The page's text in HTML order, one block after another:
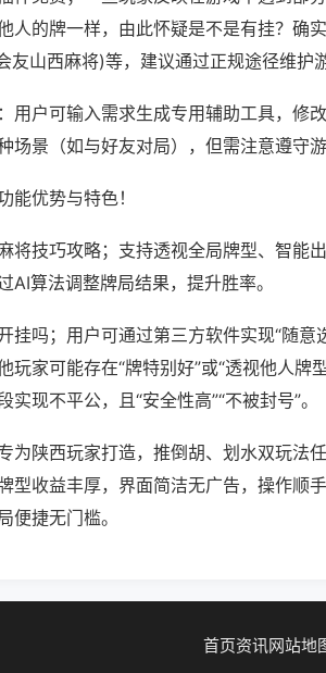
人的牌一样，由此怀疑是不是有挂？确
友山西麻将)等，建议通过正规途径维护
用户可输入需求生成专用辅助工具，修
场景（如与好友对局），但需注意遵守
能优势与特色！
将技巧攻略；支持透视全局牌型、智能
AI算法调整牌局结果，提升胜率。
挂吗；用户可通过第三方软件实现“随意
玩家可能存在“牌特别好”或“透视他人牌
实现不平公，且“安全性高”“不被封号”。
为陕西玩家打造，推倒胡、划水双玩法
型收益丰厚，界面简洁无广告，操作顺
便捷无门槛。
首页资讯网站地